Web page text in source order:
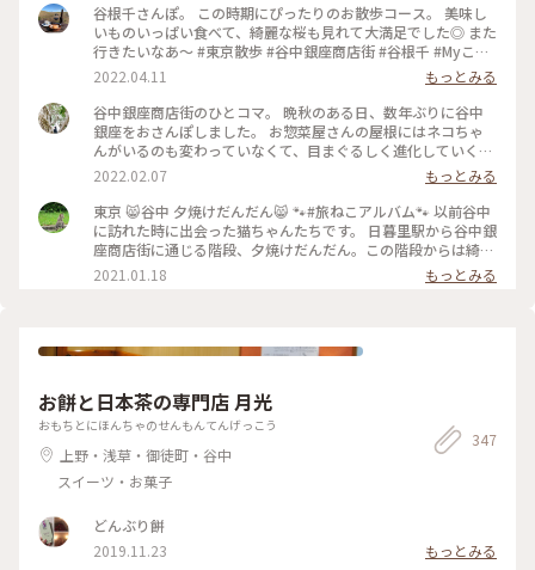
谷根千さんぽ。 この時期にぴったりのお散歩コース。 美味し
いものいっぱい食べて、綺麗な桜も見れて大満足でした◎ また
行きたいなあ〜 #東京散歩 #谷中銀座商店街 #谷根千 #Myこと
りっぷ #春風さんぽ
2022.04.11
もっとみる
谷中銀座商店街のひとコマ。 晩秋のある日、数年ぶりに谷中
銀座をおさんぽしました。 お惣菜屋さんの屋根にはネコちゃ
んがいるのも変わっていなくて、目まぐるしく進化していく東
京の中でもこうやって変わらずにあり続ける街の姿になんだか
ほっとしました。 この日はホンモノのネコちゃんには出くわ
しませんでしたが、やっぱり谷中とネコは切っても切れない関
係です。 ネコちゃんグッズのお店などもあります。 (私が心底
惹かれたのはたくさん並べられたカゴの数々。) 商店街の明る
い雰囲気に活力をもらいました。 ・ ちょうどコロナが落ち着
いていた頃のおさんぽ。 お休みの日で人出も多く、とても賑
2022.02.07
もっとみる
東京 😸谷中 夕焼けだんだん😸 🐾#旅ねこアルバム🐾 以前谷中
に訪れた時に出会った猫ちゃんたちです。 日暮里駅から谷中銀
座商店街に通じる階段、夕焼けだんだん。この階段からは綺麗
な夕焼けが見えるそうです。 谷中に行くと沢山の猫に出会いま
すが、私が訪れた時は夕焼けだんだんで沢山の猫たちがお昼寝
∇￣*) 古くてすみません🙏💦💦 #ことりっぷ東京 #谷中銀座商
2021.01.18 もっとみる
お餅と日本茶の専門店 月光
おもちとにほんちゃのせんもんてんげっこう
上野・浅草・御徒町・谷中
スイーツ・お菓子
347
どんぶり餅
2019.11.23
もっとみる